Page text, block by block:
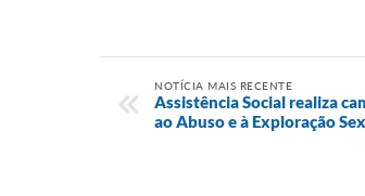
NOTÍCIA MAIS RECENTE
Assistência Social realiza
ao Abuso e à Exploração